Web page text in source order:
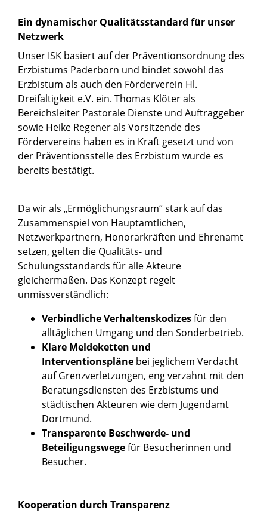
Ein dynamischer Qualitätsstandard für unser
Netzwerk
Unser ISK basiert auf der Präventionsordnung des
Erzbistums Paderborn und bindet sowohl das
Erzbistum als auch den Förderverein Hl.
Dreifaltigkeit e.V. ein. Thomas Klöter als
Bereichsleiter Pastorale Dienste und Auftraggeber
sowie Heike Regener als Vorsitzende des
Fördervereins haben es in Kraft gesetzt und von
der Präventionsstelle des Erzbistum wurde es
bereits bestätigt.
Da wir als „Ermöglichungsraum“ stark auf das
Zusammenspiel von Hauptamtlichen,
Netzwerkpartnern, Honorarkräften und Ehrenamt
setzen, gelten die Qualitäts- und
Schulungsstandards für alle Akteure
gleichermaßen. Das Konzept regelt
unmissverständlich:
Verbindliche Verhaltenskodizesfür den
alltäglichen Umgang und den Sonderbetrieb.
Klare Meldeketten und
Interventionspläne bei jeglichem Verdacht
auf Grenzverletzungen, eng verzahnt mit den
Beratungsdiensten des Erzbistums und
städtischen Akteuren wie dem Jugendamt
Dortmund.
Transparente Beschwerde- und
Beteiligungswegefür Besucherinnen und
Besucher.
Kooperation durch Transparenz